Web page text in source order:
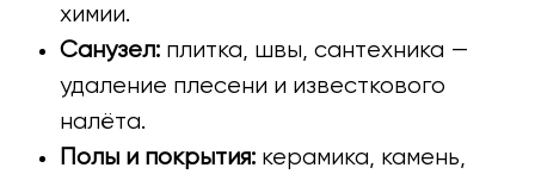
химии.
Санузел: плитка, швы, сантехника —
удаление плесени и известкового
налёта.
Полы и покрытия: керамика, камень,